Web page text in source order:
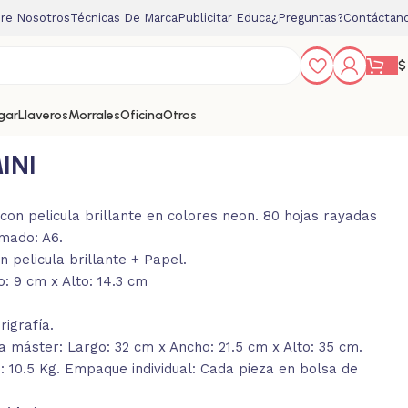
NosotrosTécnicas De MarcaPublicitar Educa¿Preguntas?
$
LlaverosMorralesOficinaOtros
pelicula brillante en colores neon. 80 hojas rayadas
A6.
pelicula brillante + Papel.
9 cm x Alto: 14.3 cm
máster: Largo: 32 cm x Ancho: 21.5 cm x Alto: 35 cm.
10.5 Kg. Empaque individual: Cada pieza en bolsa de